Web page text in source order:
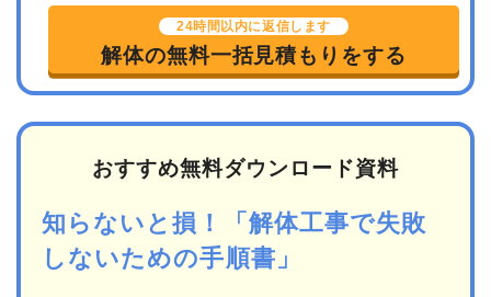
24時間以内に返信します
解体の無料一括見積もりをする
おすすめ無料ダウンロード資料
知らないと損！「解体工事で失敗
しないための手順書」